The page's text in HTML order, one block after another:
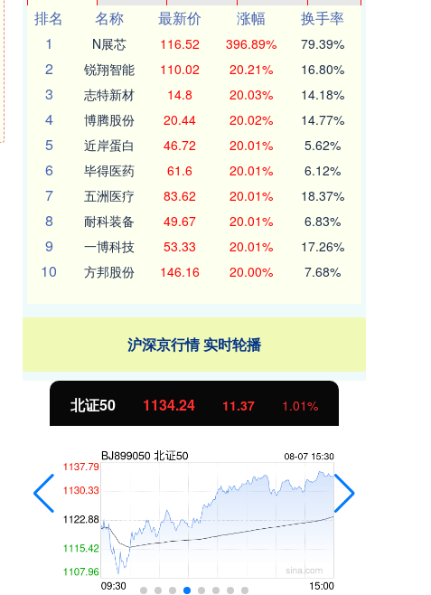
排名
名称 最新价 涨幅
换手率
1
N展芯 116.52 396.89% 79.39%
2 锐翔智能 110.02 20.21% 16.80%
3 志特新材 14.8 20.03% 14.18%
4 博腾股份 20.44 20.02% 14.77%
5 近岸蛋白 46.72 20.01% 5.62%
6 毕得医药 61.6 20.01% 6.12%
7 五洲医疗 83.62 20.01% 18.37%
8 耐科装备 49.67 20.01% 6.83%
9 一博科技 53.33 20.01% 17.26%
10 方邦股份 146.16 20.00% 7.68%
沪深京行情 实时轮播
北证50 1134.24 11.37 1.01%